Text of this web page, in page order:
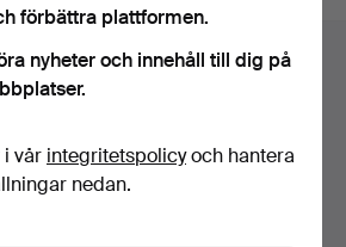
förbättra plattformen.
nyheter och innehåll till dig på
i vår integritetspolicyoch hantera
nedan.